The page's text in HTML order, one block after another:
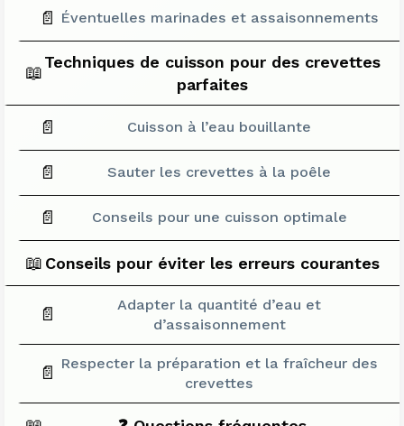
📄 Éventuelles marinades et assaisonnements
📖
Techniques de cuisson pour des crevettes
parfaites
📄 Cuisson à l’eau bouillante
📄 Sauter les crevettes à la poêle
📄 Conseils pour une cuisson optimale
📖 Conseils pour éviter les erreurs courantes
📄
Adapter la quantité d’eau et
d’assaisonnement
📄 Respecter la préparation et la fraîcheur des
crevettes